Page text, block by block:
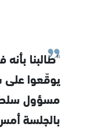
"طالبنا
يوقّعوا
مسؤول
بالجلسة